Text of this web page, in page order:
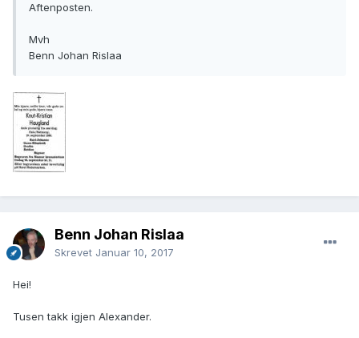
Aftenposten.
Mvh
Benn Johan Rislaa
Benn Johan Rislaa
Skrevet Januar 10, 2017
Hei!
Tusen takk igjen Alexander.